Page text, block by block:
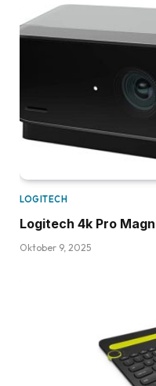
LOGITECH
Logitech 4k Pro
Oktober 9, 2025